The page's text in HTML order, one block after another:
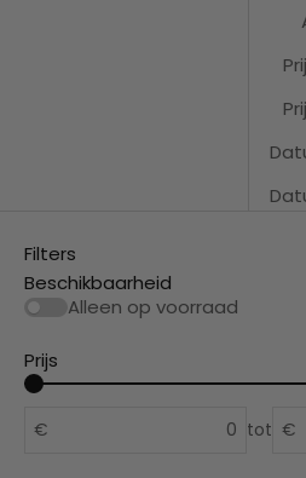
Filters
Beschikbaarheid
Alleen op voorraad
Prijs
€ tot €